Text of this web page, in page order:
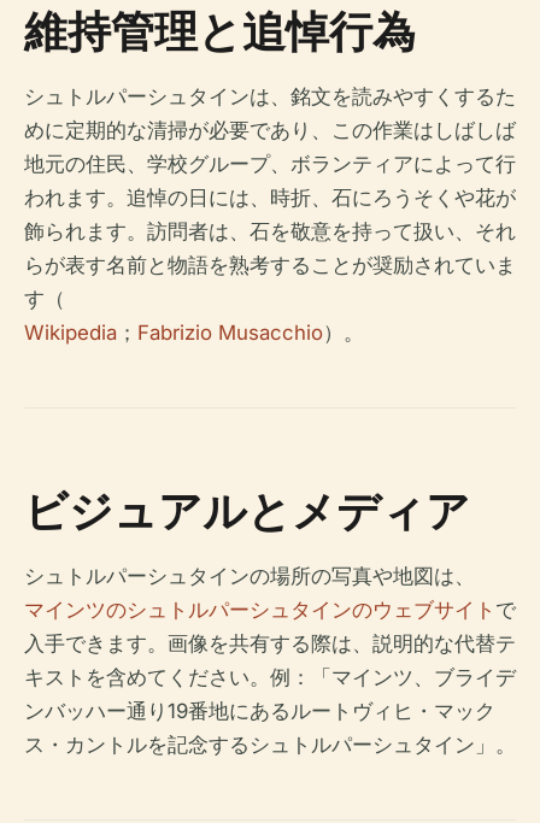
維持管理と追悼行為
シュトルパーシュタインは、銘文を読みやすくするた
めに定期的な清掃が必要であり、この作業はしばしば
地元の住民、学校グループ、ボランティアによって行
われます。追悼の日には、時折、石にろうそくや花が
飾られます。訪問者は、石を敬意を持って扱い、それ
らが表す名前と物語を熟考することが奨励されていま
す（
Wikipedia ； Fabrizio Musacchio）。
ビジュアルとメディア
シュトルパーシュタインの場所の写真や地図は、
マインツのシュトルパーシュタインのウェブサイト で
入手できます。画像を共有する際は、説明的な代替テ
キストを含めてください。例：「マインツ、ブライデ
ンバッハー通り19番地にあるルートヴィヒ・マック
ス・カントルを記念するシュトルパーシュタイン」。